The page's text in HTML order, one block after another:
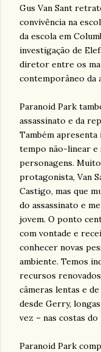
Gus Van Sant
convivência na
da escola em
investigação de
diretor entre os
contemporâneo da
Paranoid Park
assassinato e da
Também
tempo não-linear e
personagens.
protagonista, Van
Castigo, mas que
do assassinato e
jovem. O ponto
com vontade e
conhecer novas
ambiente. Temos
recursos
câmeras lentas e
desde Gerry,
vez – nas costas
Paranoid Park